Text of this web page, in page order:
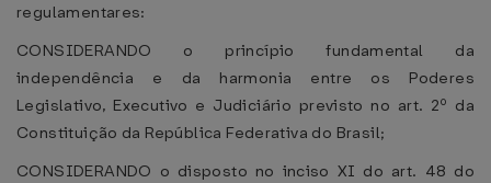
regulamentares:
CONSIDERANDO o princípio fundamental da
independência e da harmonia entre os Poderes
Legislativo, Executivo e Judiciário previsto no art. 2º da
Constituição da República Federativa do Brasil;
CONSIDERANDO o disposto no inciso XI do art. 48 do